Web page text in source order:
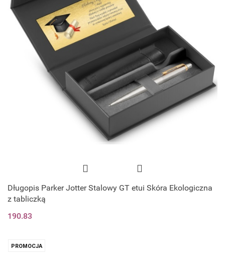
Długopis Parker Jotter Stalowy GT etui Skóra Ekologiczna
z tabliczką
190.83
PROMOCJA